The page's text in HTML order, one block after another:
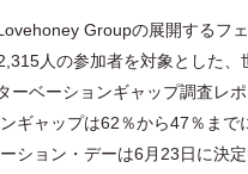
Groupの展開するフ
人の参加者を対象とした、
ベーションギャップ調査レ
ギャップは62％から47％まで
ション・デーは6月23日に決定